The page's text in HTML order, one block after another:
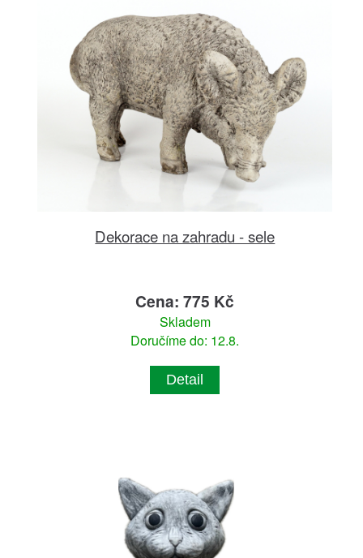
Dekorace na zahradu - sele
Cena: 775 Kč
Skladem
Doručíme do: 12.8.
Detail